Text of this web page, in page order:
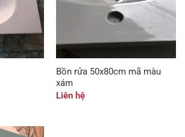
Bồn rửa 50x80cm mã màu
xám
Liên hệ